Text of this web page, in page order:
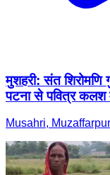
मुशहरी: संत शिरोमणि
पटना से पवित्र कलश
Musahri,